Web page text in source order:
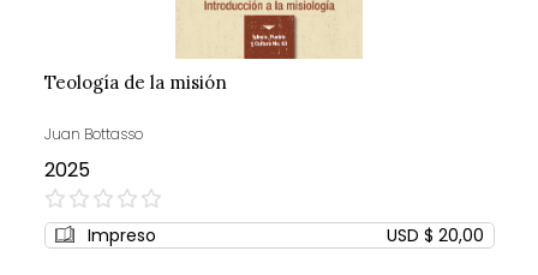
Teología de la misión
Juan Bottasso
2025
0%
Impreso USD $ 20,00